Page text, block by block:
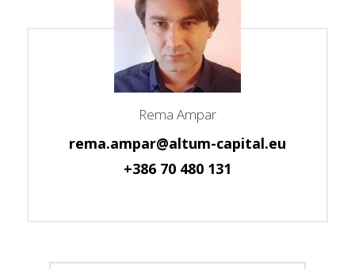
Rema Ampar
rema.ampar@altum-capital.eu
+386 70 480 131